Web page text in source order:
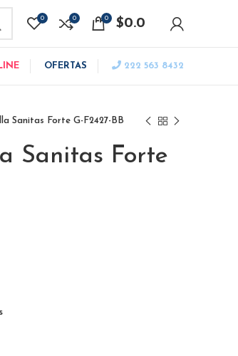
0 0 0 $0.0
OFERTAS 222 563 8432
Sanitas Forte G-F2427-BB
Sanitas Forte